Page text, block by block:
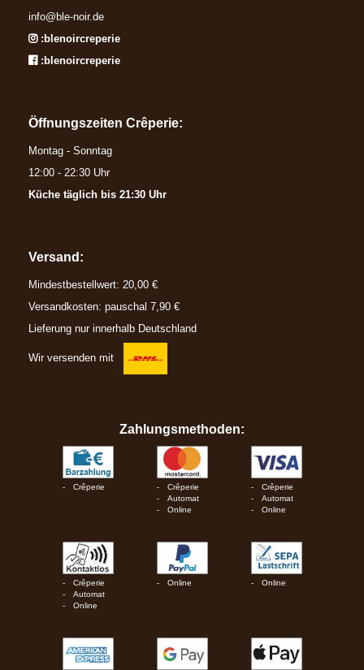
info@ble-noir.de
Instagram
:blenoircreperie
Facebook
:blenoircreperie
Öffnungszeiten Crêperie:
Montag - Sonntag
12:00 - 22:30 Uhr
Küche täglich bis 21:30 Uhr
Versand:
Mindestbestellwert: 20,00 €
Versandkosten: pauschal 7,90 €
Lieferung nur innerhalb Deutschland
Wir versenden mit
Zahlungsmethoden:
Crêperie
Crêperie
Automat
Online
Crêperie
Automat
Online
Crêperie
Automat
Online
Online Online